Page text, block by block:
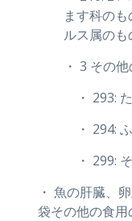
ます科の
ルス属のも
・ 3 その
・ 293:
・ 294:
・ 299:
・ 魚の肝臓、
袋その他の食